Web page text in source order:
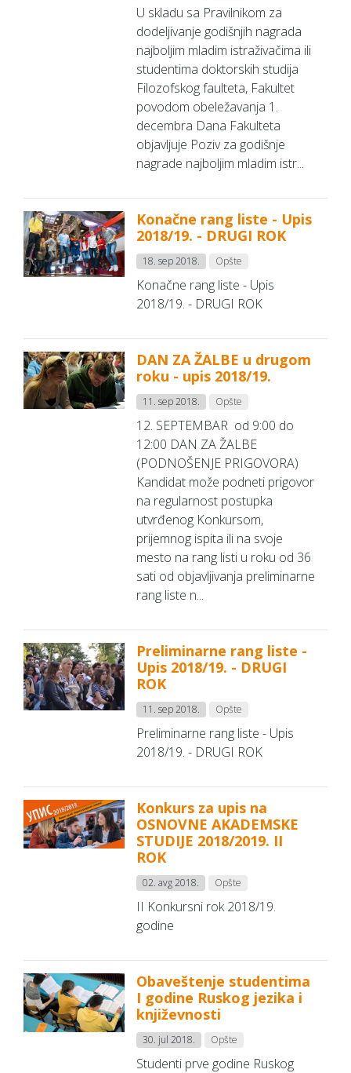
U skladu sa Pravilnikom za
dodeljivanje godišnjih nagrada
najboljim mladim istraživačima ili
studentima doktorskih studija
Filozofskog faulteta, Fakultet
povodom obeležavanja 1.
decembra Dana Fakulteta
objavljuje Poziv za godišnje
nagrade najboljim mladim istr...
Konačne rang liste - Upis
2018/19. - DRUGI ROK
18. sep 2018. Opšte
Konačne rang liste - Upis
2018/19. - DRUGI ROK
DAN ZA ŽALBE u drugom
roku - upis 2018/19.
11. sep 2018. Opšte
12. SEPTEMBAR od 9:00 do
12:00 DAN ZA ŽALBE
(PODNOŠENJE PRIGOVORA)
Kandidat može podneti prigovor
na regularnost postupka
utvrđenog Konkursom,
prijemnog ispita ili na svoje
mesto na rang listi u roku od 36
sati od objavljivanja preliminarne
rang liste n...
Preliminarne rang liste -
Upis 2018/19. - DRUGI
ROK
11. sep 2018. Opšte
Preliminarne rang liste - Upis
2018/19. - DRUGI ROK
Konkurs za upis na
OSNOVNE AKADEMSKE
STUDIJE 2018/2019. II
ROK
02. avg 2018. Opšte
II Konkursni rok 2018/19.
godine
Obaveštenje studentima
I godine Ruskog jezika i
književnosti
30. jul 2018. Opšte
Studenti prve godine Ruskog